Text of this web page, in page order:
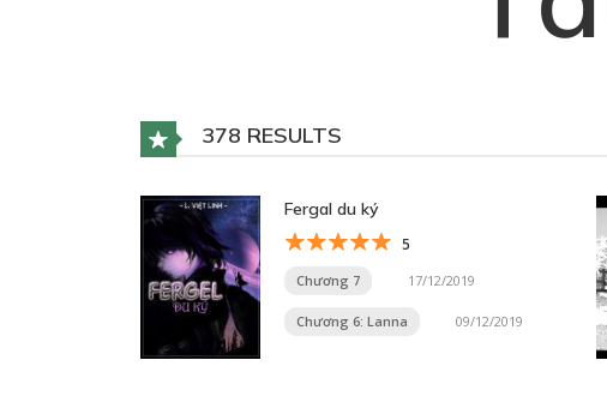
378 RESULTS
Fergal du ký
5
Chương 7 17/12/2019
Chương 6: Lanna 09/12/2019